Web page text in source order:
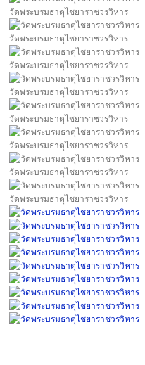
วัดพระบรมธาตุไชยาราชวรวิหาร
วัดพระบรมธาตุไชยาราชวรวิหาร
วัดพระบรมธาตุไชยาราชวรวิหาร
วัดพระบรมธาตุไชยาราชวรวิหาร
วัดพระบรมธาตุไชยาราชวรวิหาร
วัดพระบรมธาตุไชยาราชวรวิหาร
วัดพระบรมธาตุไชยาราชวรวิหาร
วัดพระบรมธาตุไชยาราชวรวิหาร